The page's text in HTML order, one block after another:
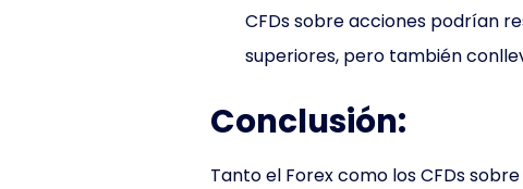
CFDs sobre acciones podrían
superiores, pero también
Conclusión:
Tanto el Forex como los CFDs